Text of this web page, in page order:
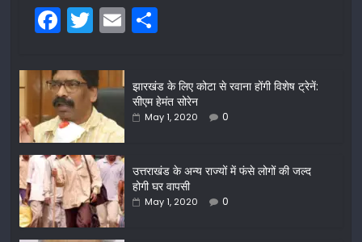
F
a
c
e
b
o
o
k
T
w
itt
er
E
m
ar
e
झारखंड के लिए कोटा से रवाना होंगी विशेष ट्रेनें:
सीएम हेमंत सोरेन
May 1, 2020 0
उत्तराखंड के अन्य राज्यों में फंसे लोगों की जल्द
होगी घर वापसी
May 1, 2020 0